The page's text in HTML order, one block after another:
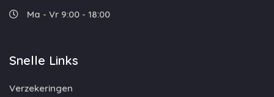
Ma - Vr 9:00 - 18:00
Snelle Links
Verzekeringen